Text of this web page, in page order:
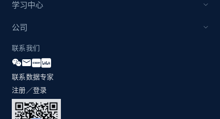
学习中心
公司
联系我们
联系数据专家
注册／登录